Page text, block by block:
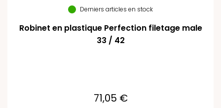
Derniers articles en stock
Robinet en plastique Perfection filetage male
33 / 42
71,05 €